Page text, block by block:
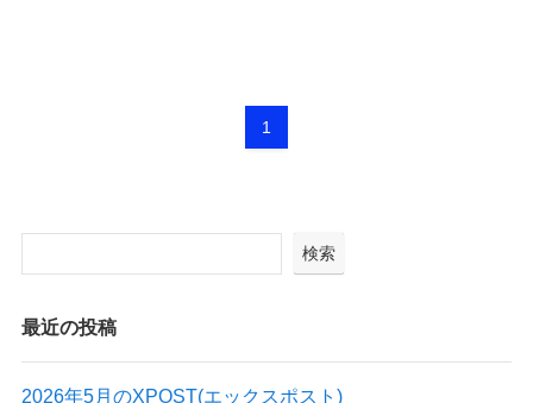
1
検索
最近の投稿
2026年5月のXPOST(エックスポスト)